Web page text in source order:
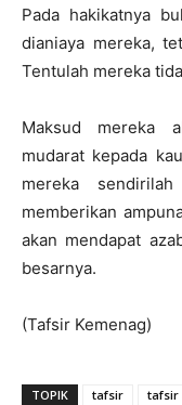
Pada hakikatnya
dianiaya mereka,
Tentulah mereka
Maksud mereka
mudarat kepada
mereka
memberikan
akan mendapat
besarnya.
(Tafsir Kemenag)
TOPIK tafsir tafsir